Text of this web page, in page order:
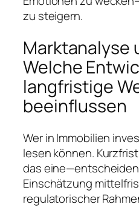
zu steigern.
Marktanalyse
Welche
langfristige
beeinflussen
Wer in Immobilien
lesen können.
das
Einschätzung
regulatorischer